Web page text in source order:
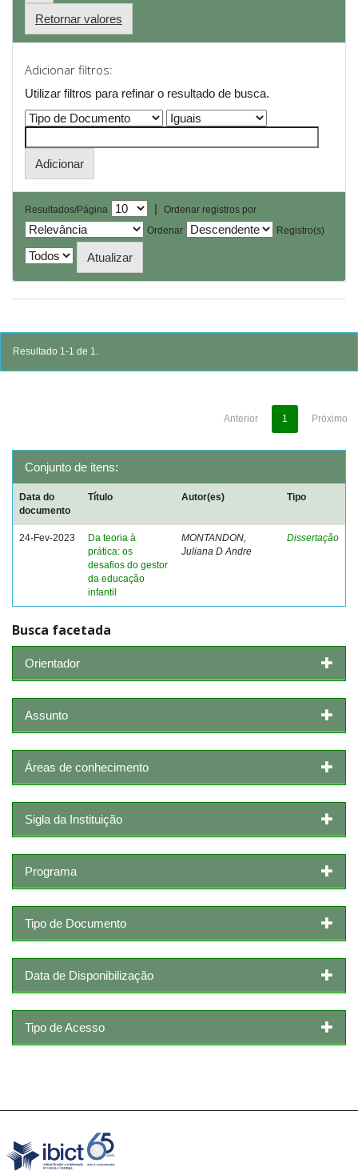
Retornar valores
Adicionar filtros:
Utilizar filtros para refinar o resultado de busca.
Resultados/Página |
Ordenar registros por
Ordenar
Registro(s)
Resultado 1-1 de 1.
Anterior 1 Próximo
Conjunto de itens:
Data do
documento
Título Autor(es) Tipo
24-Fev-2023
Da teoria à
prática: os
desafios do gestor
da educação
infantil
MONTANDON,
Juliana D Andre
Dissertação
Busca facetada
Orientador
Assunto
Áreas de conhecimento
Sigla da Instituição
Programa
Tipo de Documento
Data de Disponibilização
Tipo de Acesso